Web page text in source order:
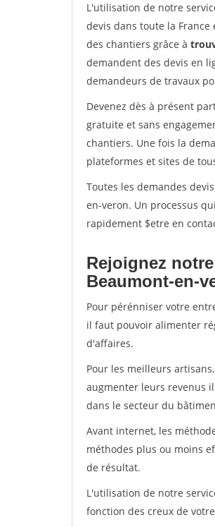
L'utilisation de notre
devis dans toute la
des chantiers grâce à
demandent des devis en
demandeurs de travaux
Devenez dès à présent
gratuite et sans
chantiers. Une fois la
plateformes et sites de
Toutes les demandes
en-veron. Un processus
rapidement $etre en
Rejoignez
Beaumont-en-
Pour pérénniser votre
il faut pouvoir alimenter
d'affaires.
Pour les meilleurs
augmenter leurs revenus
dans le secteur du
Avant internet, les
méthodes plus ou moins
de résultat.
L'utilisation de notre
fonction des creux de